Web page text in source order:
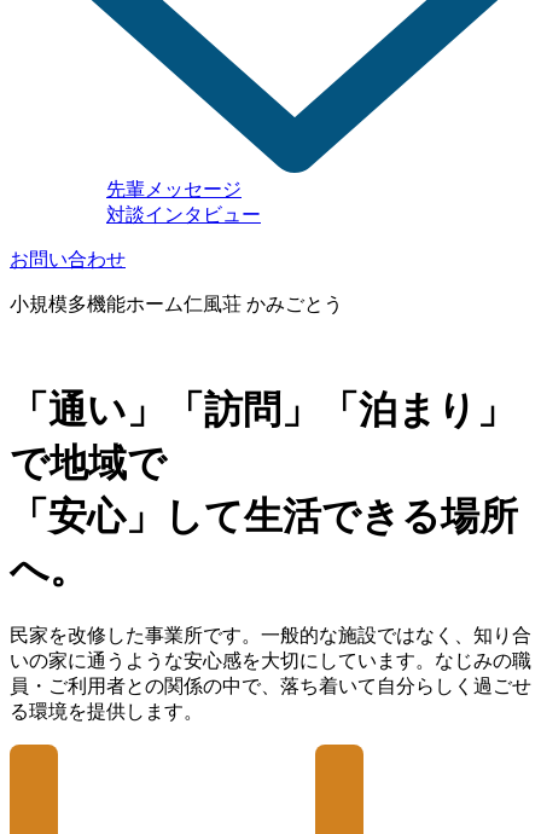
先輩メッセージ
対談インタビュー
お問い合わせ
小規模多機能ホーム仁風荘 かみごとう
「通い」「訪問」「泊まり」
で地域で
「安心」して生活できる場所
へ。
民家を改修した事業所です。一般的な施設ではなく、知り合
いの家に通うような安心感を大切にしています。なじみの職
員・ご利用者との関係の中で、落ち着いて自分らしく過ごせ
る環境を提供します。